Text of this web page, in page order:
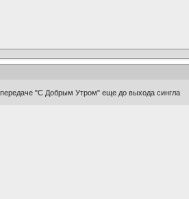
"С Добрым Утром" еще до выхода сингла